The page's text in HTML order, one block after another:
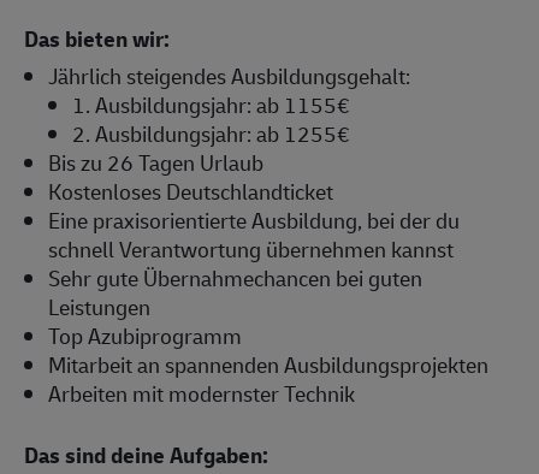
Das bieten wir:
Jährlich steigendes Ausbildungsgehalt:
1. Ausbildungsjahr: ab 1155€
2. Ausbildungsjahr: ab 1255€
Bis zu 26 Tagen Urlaub
Kostenloses Deutschlandticket
Eine praxisorientierte Ausbildung, bei der du
schnell Verantwortung übernehmen kannst
Sehr gute Übernahmechancen bei guten
Leistungen
Top Azubiprogramm
Mitarbeit an spannenden Ausbildungsprojekten
Arbeiten mit modernster Technik
Das sind deine Aufgaben: